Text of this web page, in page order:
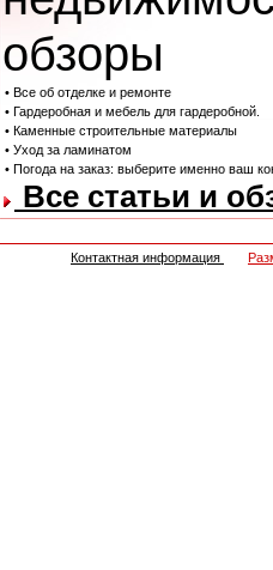
обзоры
• Все об отделке и ремонте
• Гардеробная и мебель для гардеробной.
• Каменные строительные материалы
• Уход за ламинатом
• Погода на заказ: выберите именно ваш
Все статьи и
Контактная информация